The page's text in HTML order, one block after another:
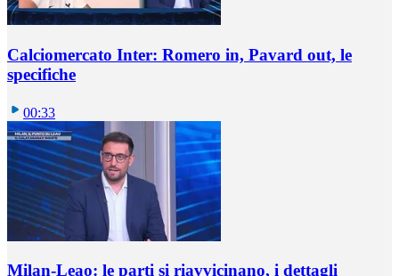
Calciomercato Inter: Romero in, Pavard out, le
specifiche
00:33
Milan-Leao: le parti si riavvicinano, i dettagli